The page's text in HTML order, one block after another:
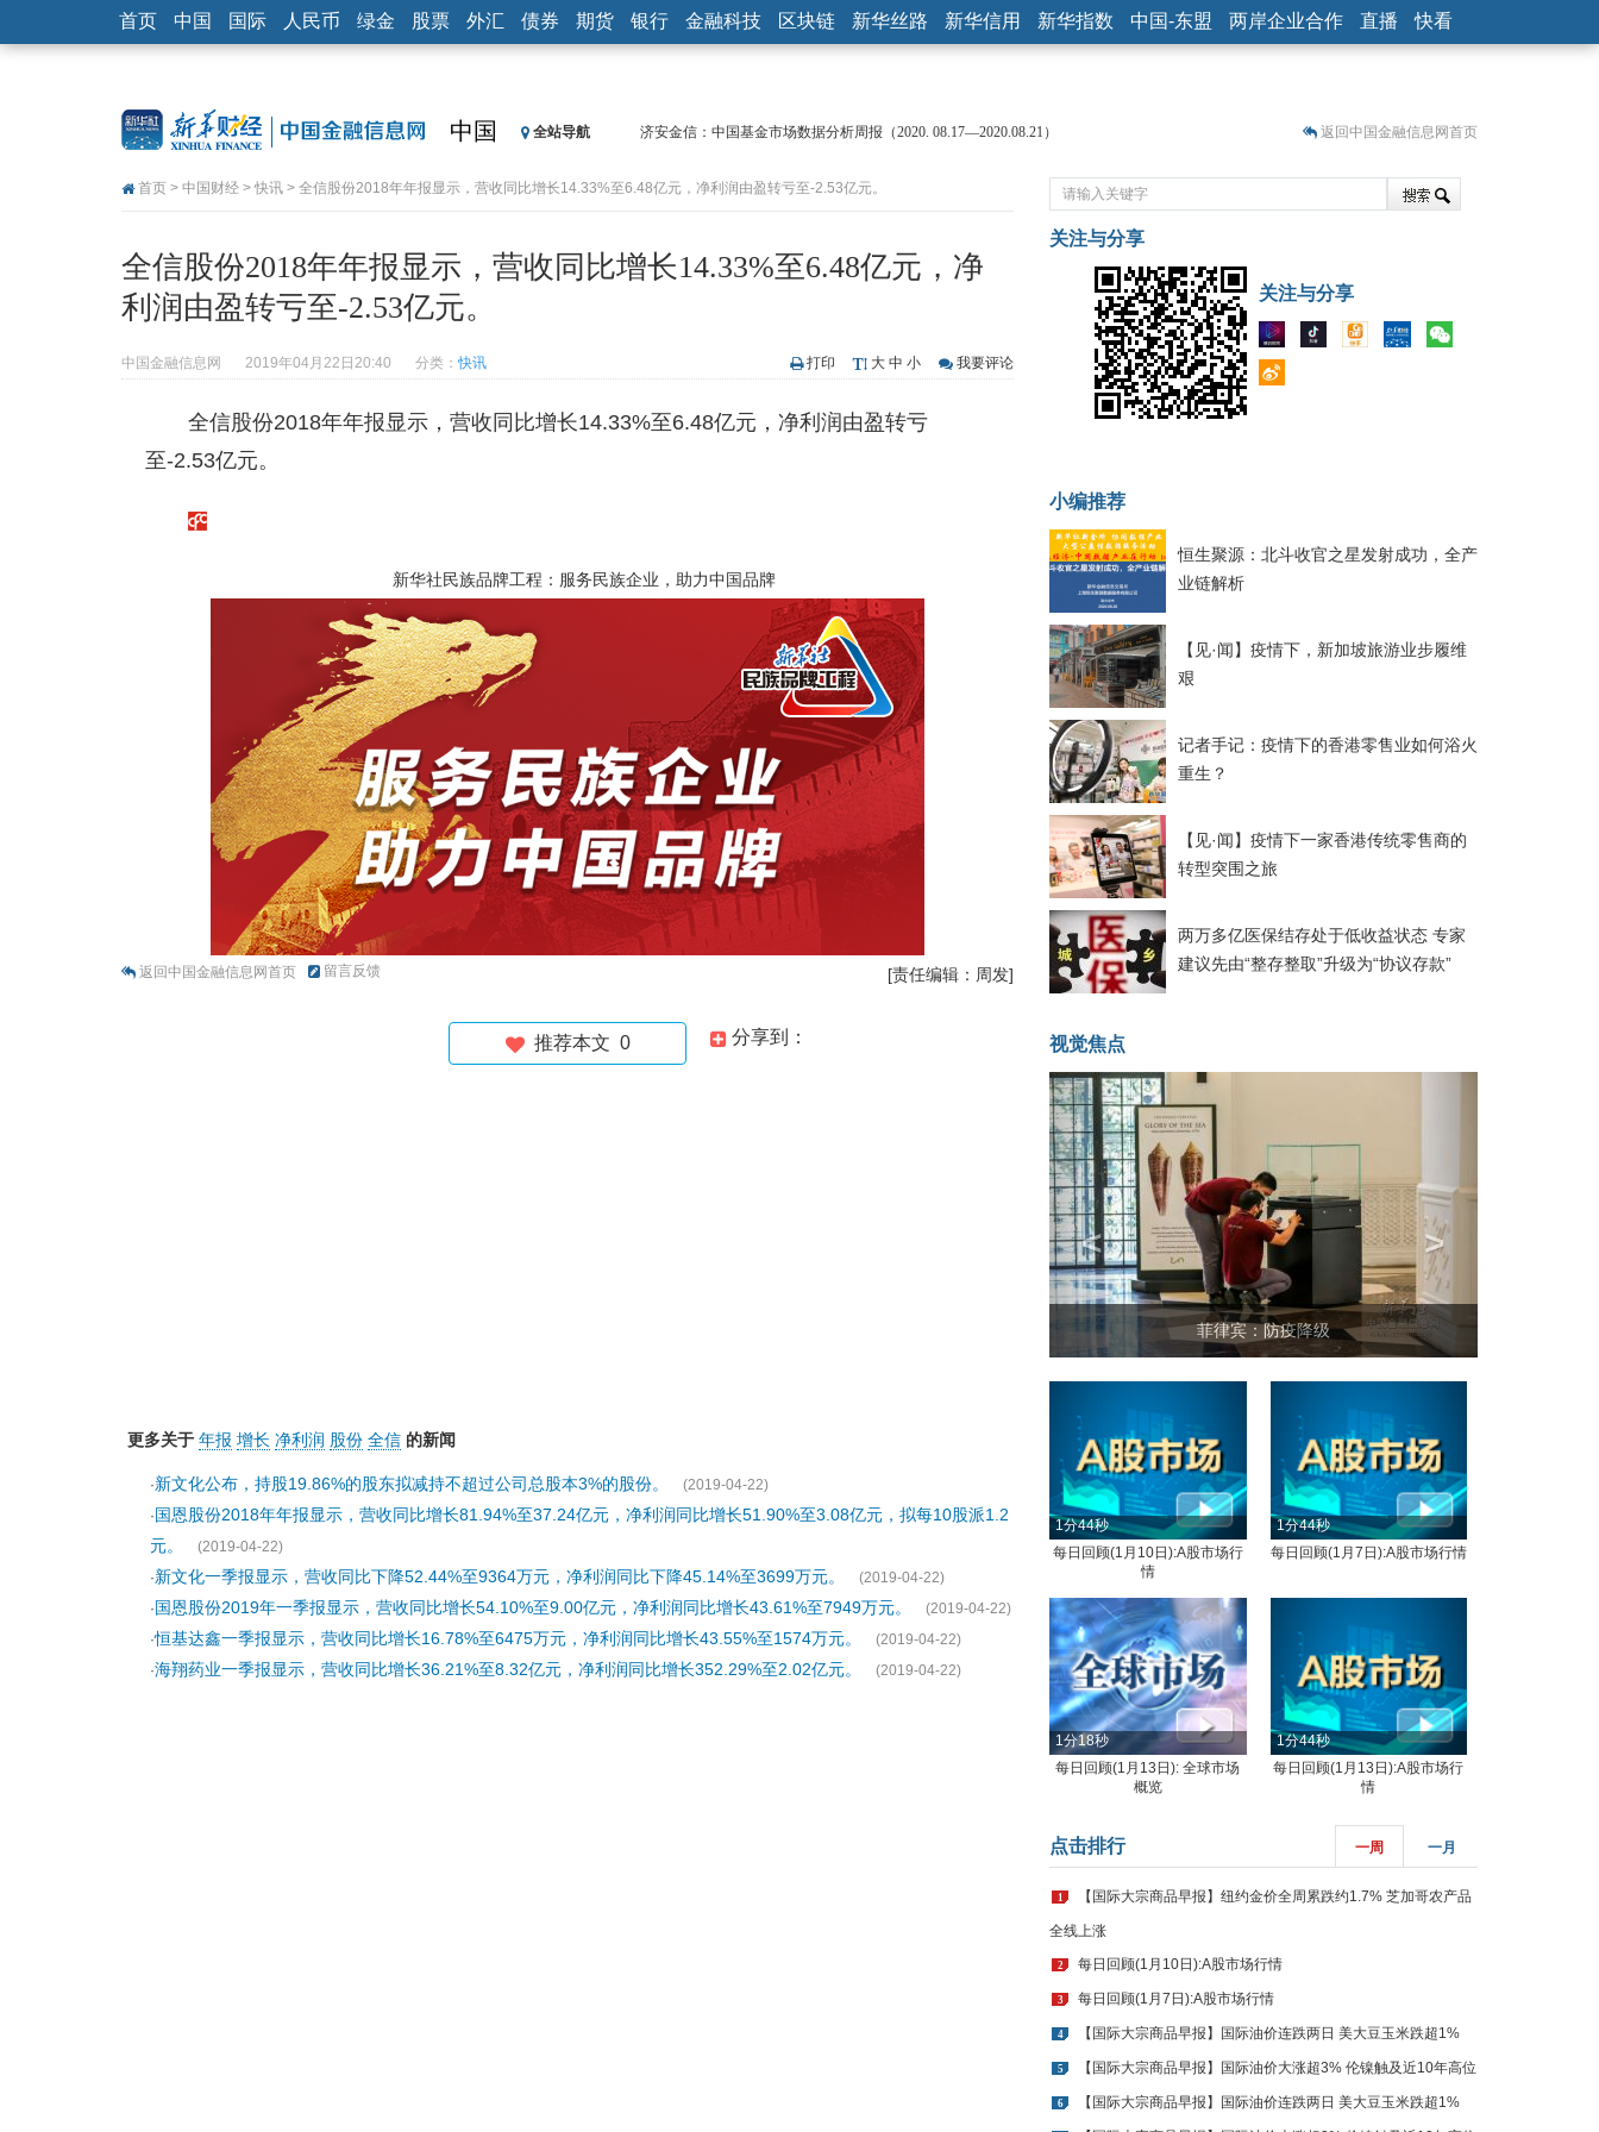
首页 中国 国际 人民币 绿金 股票 外汇 债券 期货 银行 金融科技 区块链 新华丝路 新华信用 新华指数 中国-东盟 两岸企业合作 直播 快看
中国 全站导航
济安金信：中国基金市场数据分析周报（2020. 08.17—2020.08.21）
记者手记：疫情下的香港零售业如何浴火重生？
济安金信：中国基金市场数据分析周报（2020. 07.27—2020.07.31）
【新华财经调查】同业存单、结构性存款玩起“跷跷板” 结构性失衡藏
沥青期货连续两日涨逾3% 沪银及两粕涨势喜人
恒生聚源：北斗收官之星发射成功，全产业链解析
返回中国金融信息网首页
首页 > 中国财经 > 快讯 > 全信股份2018年年报显示，营收同比增长14.33%至6.48亿元，净利润由盈转亏至-2.53亿元。
全信股份2018年年报显示，营收同比增长14.33%至6.48亿元，净
利润由盈转亏至-2.53亿元。
中国金融信息网 2019年04月22日20:40 分类：快讯 打印 大 中 小 我要评论
全信股份2018年年报显示，营收同比增长14.33%至6.48亿元，净利润由盈转亏
至-2.53亿元。
新华社民族品牌工程：服务民族企业，助力中国品牌
返回中国金融信息网首页 留言反馈 [责任编辑：周发]
分享到：
推荐本文 0
更多关于 年报 增长 净利润 股份 全信 的新闻
·新文化公布，持股19.86%的股东拟减持不超过公司总股本3%的股份。
(2019-04-22)
·国恩股份2018年年报显示，营收同比增长81.94%至37.24亿元，净利润同比增长51.90%至3.08亿元，拟每10股派1.2
元。
(2019-04-22)
·新文化一季报显示，营收同比下降52.44%至9364万元，净利润同比下降45.14%至3699万元。
(2019-04-22)
·国恩股份2019年一季报显示，营收同比增长54.10%至9.00亿元，净利润同比增长43.61%至7949万元。
(2019-04-22)
·恒基达鑫一季报显示，营收同比增长16.78%至6475万元，净利润同比增长43.55%至1574万元。
(2019-04-22)
·海翔药业一季报显示，营收同比增长36.21%至8.32亿元，净利润同比增长352.29%至2.02亿元。 (2019-04-22)
关注与分享
关注与分享
小编推荐
恒生聚源：北斗收官之星发射成功，全产
业链解析
【见·闻】疫情下，新加坡旅游业步履维
艰
记者手记：疫情下的香港零售业如何浴火
重生？
【见·闻】疫情下一家香港传统零售商的
转型突围之旅
两万多亿医保结存处于低收益状态 专家
建议先由“整存整取”升级为“协议存款”
视觉焦点
菲律宾：防疫降级
< >
1分44秒
每日回顾(1月10日):A股市场行
情
1分44秒
每日回顾(1月7日):A股市场行情
1分18秒
每日回顾(1月13日): 全球市场
概览
1分44秒
每日回顾(1月13日):A股市场行
情
点击排行 一周 一月
1 【国际大宗商品早报】纽约金价全周累跌约1.7% 芝加哥农产品
全线上涨
2 每日回顾(1月10日):A股市场行情
3 每日回顾(1月7日):A股市场行情
4 【国际大宗商品早报】国际油价连跌两日 美大豆玉米跌超1%
5 【国际大宗商品早报】国际油价大涨超3% 伦镍触及近10年高位
6 【国际大宗商品早报】国际油价连跌两日 美大豆玉米跌超1%